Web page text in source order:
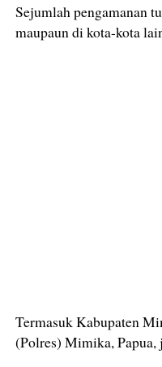
Sejumlah pengamanan
maupaun di kota-kota
Termasuk Kabupaten
(Polres) Mimika, Papua,